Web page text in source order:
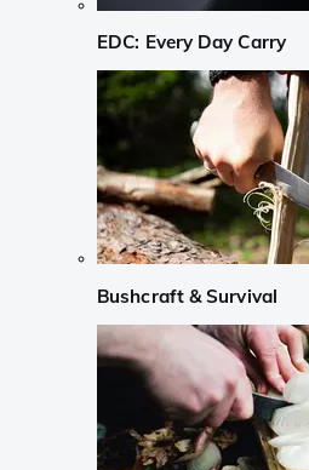
EDC: Every Day Carry
Bushcraft & Survival